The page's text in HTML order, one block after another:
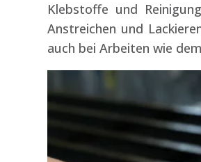
Klebstoffe und
Anstreichen und
auch bei Arbeiten wie